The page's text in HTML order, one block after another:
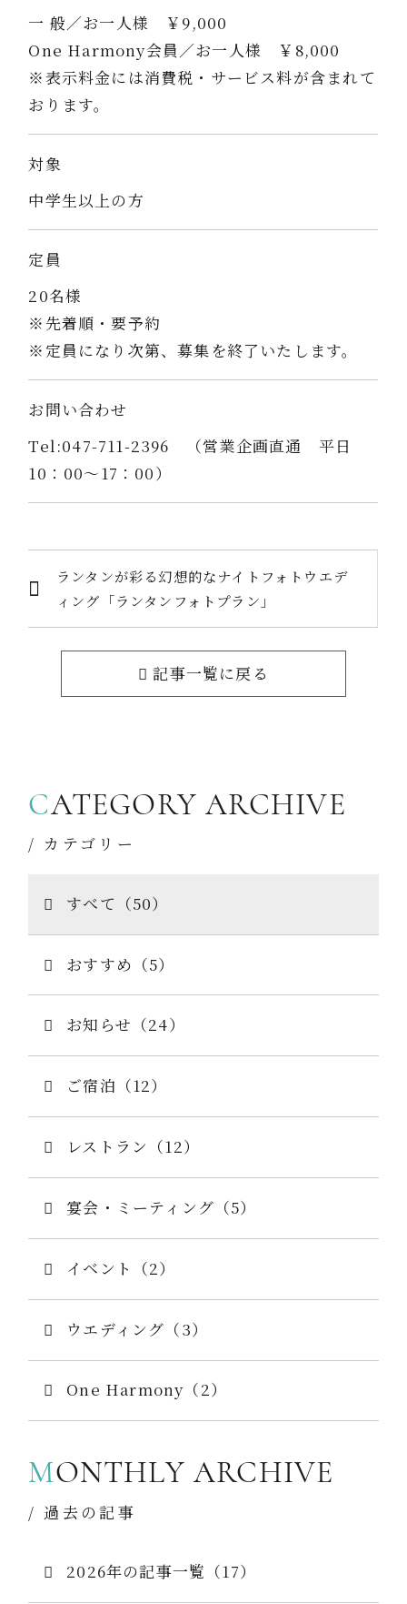
一 般／お一人様 ￥9,000
One Harmony会員／お一人様 ￥8,000
※表示料金には消費税・サービス料が含まれて
おります。
対象
中学生以上の方
定員
20名様
※先着順・要予約
※定員になり次第、募集を終了いたします。
お問い合わせ
Tel:047-711-2396 （営業企画直通 平日
10：00～17：00）
ランタンが彩る幻想的なナイトフォトウエデ
ィング「ランタンフォトプラン」
記事一覧に戻る
CATEGORY ARCHIVE
/ カテゴリー
すべて（50）
おすすめ（5）
お知らせ（24）
ご宿泊（12）
レストラン（12）
宴会・ミーティング（5）
イベント（2）
ウエディング（3）
One Harmony（2）
MONTHLY ARCHIVE
/ 過去の記事
2026年の記事一覧（17）